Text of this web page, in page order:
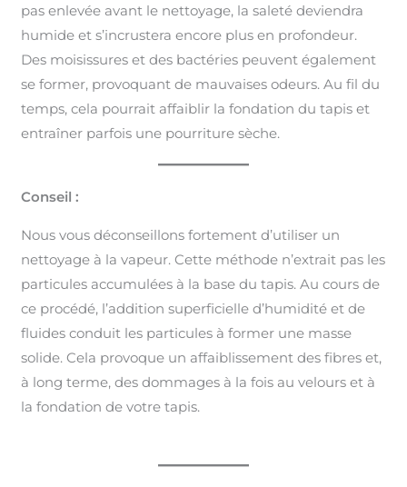
pas enlevée avant le nettoyage, la saleté deviendra
humide et s’incrustera encore plus en profondeur.
Des moisissures et des bactéries peuvent également
se former, provoquant de mauvaises odeurs. Au fil du
temps, cela pourrait affaiblir la fondation du tapis et
entraîner parfois une pourriture sèche.
Conseil :
Nous vous déconseillons fortement d’utiliser un
nettoyage à la vapeur. Cette méthode n’extrait pas les
particules accumulées à la base du tapis. Au cours de
ce procédé, l’addition superficielle d’humidité et de
fluides conduit les particules à former une masse
solide. Cela provoque un affaiblissement des fibres et,
à long terme, des dommages à la fois au velours et à
la fondation de votre tapis.